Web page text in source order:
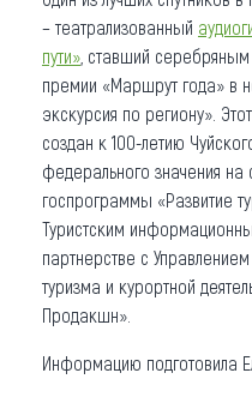
– театрализованный
пути» , ставший
премии «Маршрут года» в
экскурсия по региону».
создан к 100-летию
федерального значения на
госпрограммы «Развитие
Туристским
партнерстве с
туризма и курортной
Продакшн».
Информацию подготовила